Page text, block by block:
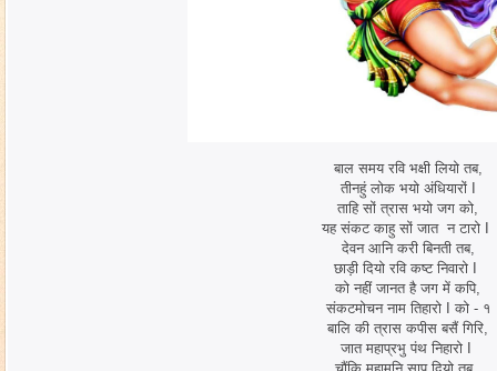
बाल समय रवि भक्षी लियो तब,
तीनहुं लोक भयो अंधियारों I
ताहि सों त्रास भयो जग को,
यह संकट काहु सों जात न टारो I
देवन आनि करी बिनती तब,
छाड़ी दियो रवि कष्ट निवारो I
को नहीं जानत है जग में कपि,
संकटमोचन नाम तिहारो I को - १
बालि की त्रास कपीस बसैं गिरि,
जात महाप्रभु पंथ निहारो I
चौंकि महामुनि साप दियो तब ,